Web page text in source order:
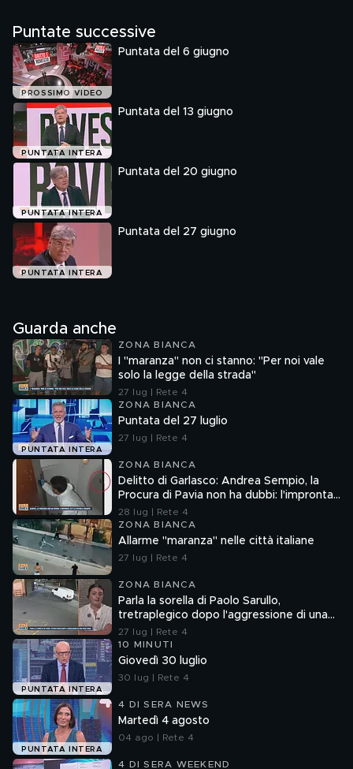
Puntate successive
PROSSIMO VIDEO
Puntata del 6 giugno
PUNTATA INTERA
Puntata del 13 giugno
PUNTATA INTERA
Puntata del 20 giugno
PUNTATA INTERA
Puntata del 27 giugno
Guarda anche
ZONA BIANCA
I "maranza" non ci stanno: "Per noi vale
solo la legge della strada"
27 lug | Rete 4
PUNTATA INTERA
ZONA BIANCA
Puntata del 27 luglio
27 lug | Rete 4
ZONA BIANCA
Delitto di Garlasco: Andrea Sempio, la
Procura di Pavia non ha dubbi: l'impronta
33 è la pistola fumante
28 lug | Rete 4
ZONA BIANCA
Allarme "maranza" nelle città italiane
27 lug | Rete 4
ZONA BIANCA
Parla la sorella di Paolo Sarullo,
tretraplegico dopo l'aggressione di una
baby gang
27 lug | Rete 4
PUNTATA INTERA
10 MINUTI
Giovedì 30 luglio
30 lug | Rete 4
PUNTATA INTERA
4 DI SERA NEWS
Martedì 4 agosto
04 ago | Rete 4
4 DI SERA WEEKEND